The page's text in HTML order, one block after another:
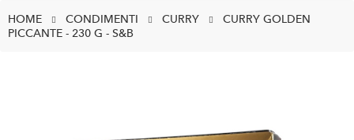
HOME CONDIMENTI CURRY
CURRY GOLDEN
PICCANTE - 230 G - S&B